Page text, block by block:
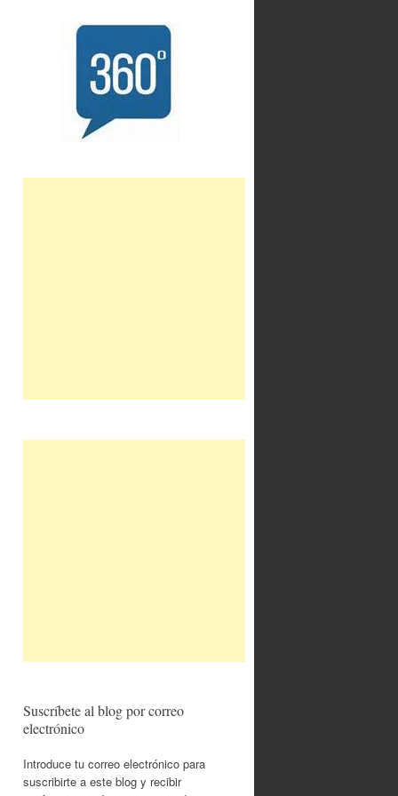
Suscríbete al blog por correo
electrónico
Introduce tu correo electrónico para
suscribirte a este blog y recibir